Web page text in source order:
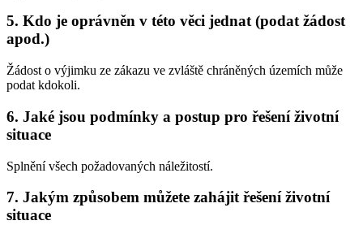
5. Kdo je oprávněn v této věci jednat (podat žádost
apod.)
Žádost o výjimku ze zákazu ve zvláště chráněných územích může
podat kdokoli.
6. Jaké jsou podmínky a postup pro řešení životní
situace
Splnění všech požadovaných náležitostí.
7. Jakým způsobem můžete zahájit řešení životní
situace